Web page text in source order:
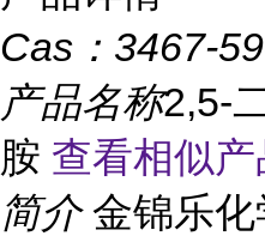
Cas： 3467-
产品名称2,5-
胺 查看相似
简介 金锦乐